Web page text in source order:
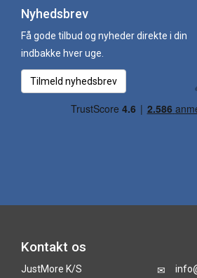
Nyhedsbrev
Få gode tilbud og nyheder direkte i din
indbakke hver uge.
Tilmeld nyhedsbrev
Kontakt os
JustMore K/S